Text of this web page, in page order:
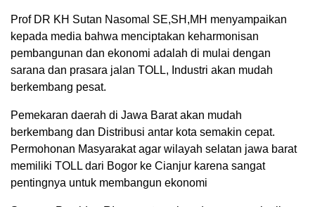
Prof DR KH Sutan Nasomal SE,SH,MH menyampaikan
kepada media bahwa menciptakan keharmonisan
pembangunan dan ekonomi adalah di mulai dengan
sarana dan prasara jalan TOLL, Industri akan mudah
berkembang pesat.
Pemekaran daerah di Jawa Barat akan mudah
berkembang dan Distribusi antar kota semakin cepat.
Permohonan Masyarakat agar wilayah selatan jawa barat
memiliki TOLL dari Bogor ke Cianjur karena sangat
pentingnya untuk membangun ekonomi